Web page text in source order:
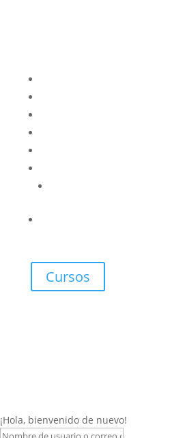
Cursos
¡Hola, bienvenido de nuevo!